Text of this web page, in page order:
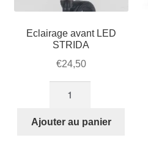
Eclairage avant LED
STRIDA
€24,50
Eclairage
Ajouter au panier